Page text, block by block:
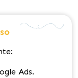
Ads.